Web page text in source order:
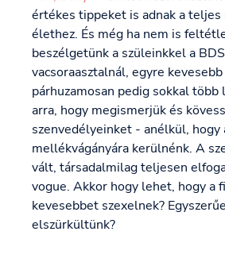
értékes tippeket is adnak a teljes
élethez. És még ha nem is
beszélgetünk a szüleinkkel a
vacsoraasztalnál, egyre
párhuzamosan pedig sokkal
arra, hogy megismerjük és
szenvedélyeinket - anélkül,
mellékvágányára kerülnénk. A
vált, társadalmilag teljesen
vogue. Akkor hogy lehet, hogy a
kevesebbet szexelnek?
elszürkültünk?